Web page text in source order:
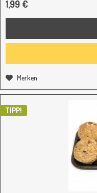
1,99 €
Merken
TIPP!